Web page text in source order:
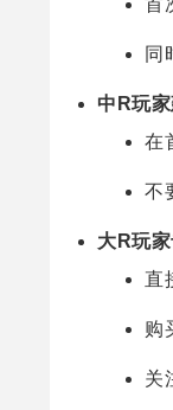
同
中R玩家
在
不
大R玩家
直
购
关